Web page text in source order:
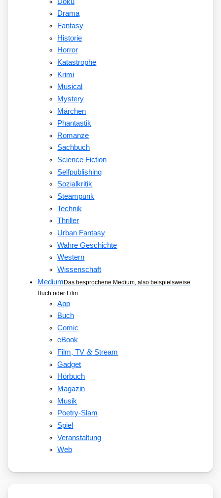
Drama
Fantasy
Historie
Horror
Katastrophe
Krimi
Musical
Mystery
Märchen
Phantastik
Romanze
Sachbuch
Science Fiction
Selfpublishing
Sozialkritik
Steampunk
Technik
Thriller
Urban Fantasy
Wahre Geschichte
Western
Wissenschaft
MediumDas besprochene Medium, also beispielsweise
Buch oder Film
App
Buch
Comic
eBook
Film, TV&Stream
Gadget
Hörbuch
Magazin
Musik
Poetry-Slam
Spiel
Veranstaltung
Web